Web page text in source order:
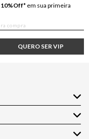
10%Off* em sua primeira
QUERO SER VIP